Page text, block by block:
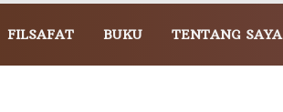
FILSAFAT BUKU TENTANG SAYA